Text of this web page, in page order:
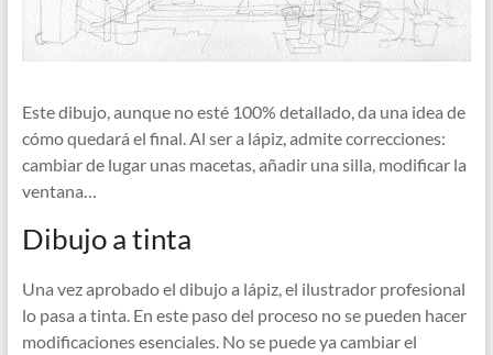
Este dibujo, aunque no esté 100% detallado, da una idea de
cómo quedará el final. Al ser a lápiz, admite correcciones:
cambiar de lugar unas macetas, añadir una silla, modificar la
ventana…
Dibujo a tinta
Una vez aprobado el dibujo a lápiz, el ilustrador profesional
lo pasa a tinta. En este paso del proceso no se pueden hacer
modificaciones esenciales. No se puede ya cambiar el